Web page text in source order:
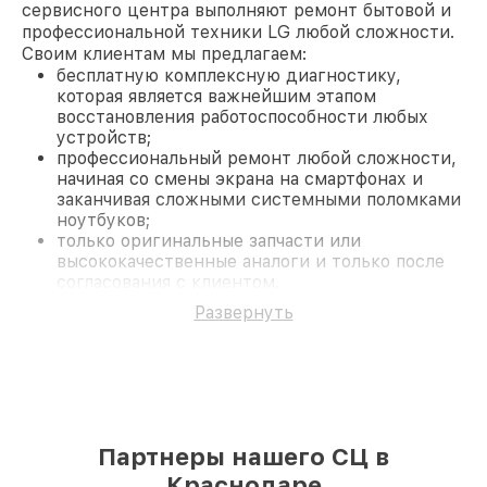
сервисного центра выполняют ремонт бытовой и
профессиональной техники LG любой сложности.
Своим клиентам мы предлагаем:
бесплатную комплексную диагностику,
которая является важнейшим этапом
восстановления работоспособности любых
устройств;
профессиональный ремонт любой сложности,
начиная со смены экрана на смартфонах и
заканчивая сложными системными поломками
ноутбуков;
только оригинальные запчасти или
высококачественные аналоги и только после
согласования с клиентом.
На все работы и замененные комплектующие
предоставляется длительная гарантия. В случае
лучшие специалисты с многолетним опытом и
безупречной репутацией;
Развернуть
Партнеры нашего СЦ в